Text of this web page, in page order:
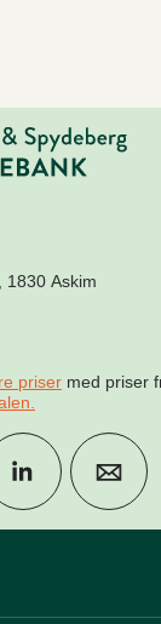
1830 Askim
priser med priser